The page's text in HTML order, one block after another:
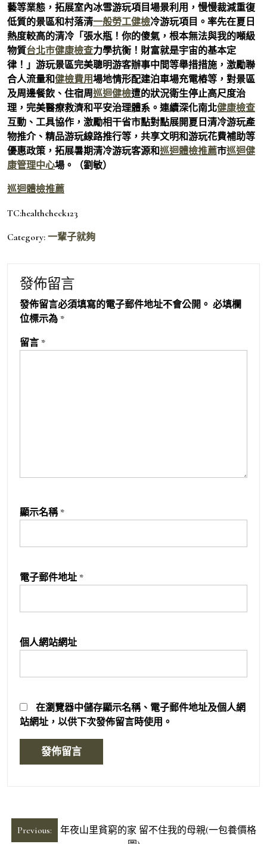
藝等業態，拓展室內冰雪游玩項目場景利用，慢慢裁減重復
低質的景區和村落清一般勞工健檢冷游玩項目。率先在夏日
熱度較高的清冷「張水瓶！你的傻氣，根本無法與我的噸級
物質台北巿健康檢查力學抗衡！財富就是宇宙的基本定
律！」游玩景區完美聰明游客辦事中間等舉措措施，激勵聯
合人流量和健檢費用場地情形配建泊車場充電樁等，對景區
及周邊餐飲、住宿周巡迴健檢遭的狀況衛生停止高尺度治
理，完美醫療救濟和平安治理體系。連續深化南北健康檢查
互動、工具協作，激勵相干省市點對點展開夏日清冷游玩產
物推介、精品游玩線路推行等，共享文明和游玩花費補助等
優惠政策，拓展暑期清冷游玩客源和巡迴體檢推薦市巡迴健
康管理中心場。（劉敏）
巡迴體檢推薦
TC:healthcheck123
Category: 一輩子就夠
發佈留言
發佈留言必須填寫的電子郵件地址不會公開。 必填欄
位標示為 *
留言 *
顯示名稱 *
電子郵件地址 *
個人網站網址
在瀏覽器中儲存顯示名稱、電子郵件地址及個人網
站網址，以供下次發佈留言時使用。
文Previous:
年夜山里貧窮的家 留不住我的母親(一包養價格